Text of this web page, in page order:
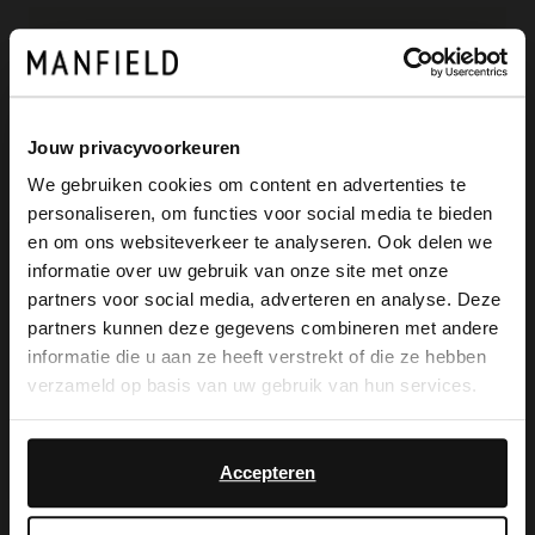
Jouw privacyvoorkeuren
We gebruiken cookies om content en advertenties te
personaliseren, om functies voor social media te bieden
en om ons websiteverkeer te analyseren. Ook delen we
informatie over uw gebruik van onze site met onze
partners voor social media, adverteren en analyse. Deze
partners kunnen deze gegevens combineren met andere
informatie die u aan ze heeft verstrekt of die ze hebben
verzameld op basis van uw gebruik van hun services.
Accepteren
Bruine leren loafers van Manfield met
hebben een detail over de voorvoet heen
lopen en aan de zijkanten. We adviseren
als verzorging en bescherming de Collonil
Carbon Pro.
×
View this website in English?
It looks like your language isn't Dutch. Would
you like to switch to English?
English